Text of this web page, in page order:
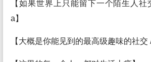
【如果世界上只能留下一个陌生人社
a】
【大概是你能见到的最高级趣味的社交